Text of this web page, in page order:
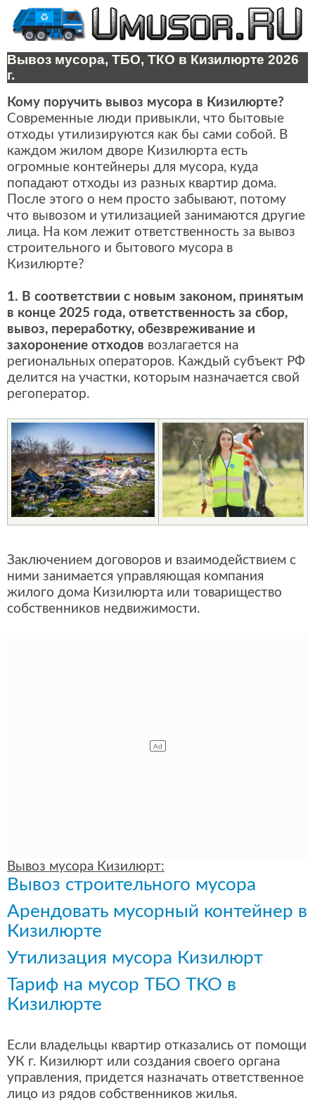
Вывоз мусора, ТБО, ТКО в Кизилюрте 2026
г.
Кому поручить вывоз мусора в Кизилюрте?
Современные люди привыкли, что бытовые
отходы утилизируются как бы сами собой. В
каждом жилом дворе Кизилюрта есть
огромные контейнеры для мусора, куда
попадают отходы из разных квартир дома.
После этого о нем просто забывают, потому
что вывозом и утилизацией занимаются другие
лица. На ком лежит ответственность за вывоз
строительного и бытового мусора в
Кизилюрте?
1. В соответствии с новым законом, принятым
в конце 2025 года, ответственность за сбор,
вывоз, переработку, обезвреживание и
захоронение отходов возлагается на
региональных операторов. Каждый субъект РФ
делится на участки, которым назначается свой
регоператор.
Заключением договоров и взаимодействием с
ними занимается управляющая компания
жилого дома Кизилюрта или товарищество
собственников недвижимости.
Вывоз мусора Кизилюрт:
Вывоз строительного мусора
Арендовать мусорный контейнер в
Кизилюрте
Утилизация мусора Кизилюрт
Тариф на мусор ТБО ТКО в
Кизилюрте
Если владельцы квартир отказались от помощи
УК г. Кизилюрт или создания своего органа
управления, придется назначать ответственное
лицо из рядов собственников жилья.